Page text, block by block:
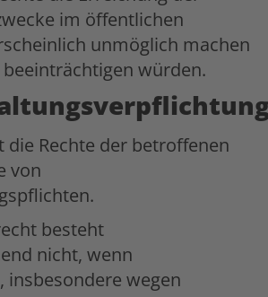
im öffentlichen
unmöglich machen
würden.
die Rechte der betroffenen
von
besteht
nicht, wenn
wegen